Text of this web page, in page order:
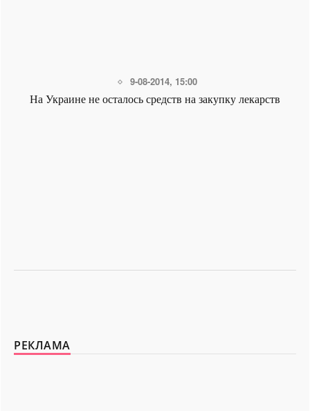
9-08-2014, 15:00
На Украине не осталось средств на закупку лекарств
РЕКЛАМА